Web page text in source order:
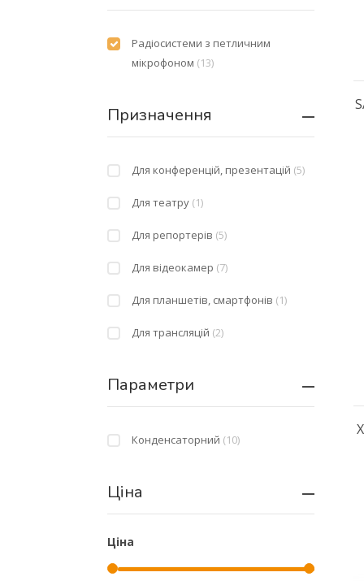
Радіосистеми з петличним
мікрофоном (13)
Призначення
Для конференцій, презентацій (5)
Для театру (1)
Для репортерів (5)
Для відеокамер (7)
Для планшетів, смартфонів (1)
Для трансляцій (2)
Параметри
Конденсаторний (10)
Ціна
Ціна